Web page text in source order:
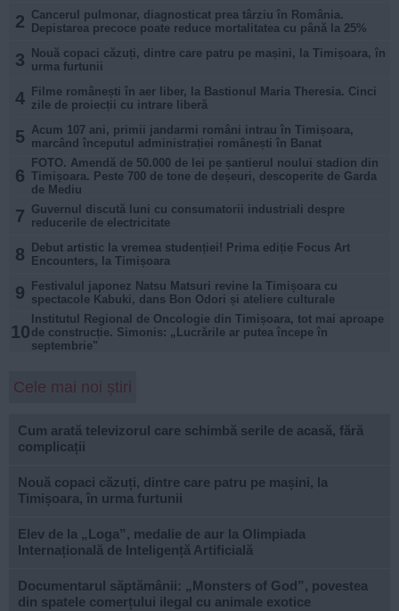
2 Cancerul pulmonar, diagnosticat prea târziu în România.
Depistarea precoce poate reduce mortalitatea cu până la 25%
3
Nouă copaci căzuți, dintre care patru pe mașini, la Timișoara, în
urma furtunii
4
Filme românești în aer liber, la Bastionul Maria Theresia. Cinci
zile de proiecții cu intrare liberă
5 Acum 107 ani, primii jandarmi români intrau în Timișoara,
marcând începutul administrației românești în Banat
6
FOTO. Amendă de 50.000 de lei pe șantierul noului stadion din
Timișoara. Peste 700 de tone de deșeuri, descoperite de Garda
de Mediu
7 Guvernul discută luni cu consumatorii industriali despre
reducerile de electricitate
8
Debut artistic la vremea studenției! Prima ediție Focus Art
Encounters, la Timișoara
9
Festivalul japonez Natsu Matsuri revine la Timișoara cu
spectacole Kabuki, dans Bon Odori și ateliere culturale
10
Institutul Regional de Oncologie din Timișoara, tot mai aproape
de construcție. Simonis: „Lucrările ar putea începe în
septembrie"
Cele mai noi știri
Cum arată televizorul care schimbă serile de acasă, fără
complicații
Nouă copaci căzuți, dintre care patru pe mașini, la
Timișoara, în urma furtunii
Elev de la „Loga”, medalie de aur la Olimpiada
Internațională de Inteligență Artificială
Documentarul săptămânii: „Monsters of God”, povestea
din spatele comerțului ilegal cu animale exotice